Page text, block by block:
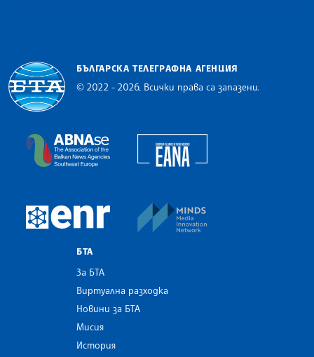
БЪЛГАРСКА ТЕЛЕГРАФНА АГЕНЦИЯ
© 2022 - 2026, Всички права са запазени.
The Assocoation of the Balkan News Agencies
European Newsroom
БТА
За БТА
Виртуална разходка
Новини за БТА
Мисия
История